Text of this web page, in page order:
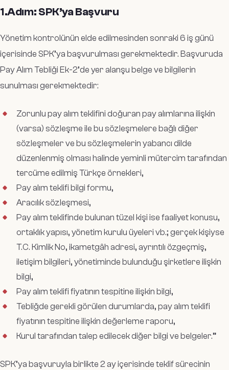
1.Adım: SPK’ya Başvuru
Yönetim kontrolünün elde edilmesinden sonraki 6 iş günü
içerisinde SPK’ya başvurulması gerekmektedir. Başvuruda
Pay Alım Tebliği Ek-2’de yer alanşu belge ve bilgilerin
sunulması gerekmektedir:
Zorunlu pay alım teklifini doğuran pay alımlarına ilişkin
(varsa) sözleşme ile bu sözleşmelere bağlı diğer
sözleşmeler ve bu sözleşmelerin yabancı dilde
düzenlenmiş olması halinde yeminli mütercim tarafından
tercüme edilmiş Türkçe örnekleri,
Pay alım teklifi bilgi formu,
Aracılık sözleşmesi,
Pay alım teklifinde bulunan tüzel kişi ise faaliyet konusu,
ortaklık yapısı, yönetim kurulu üyeleri vb.; gerçek kişiyse
T.C. Kimlik No, ikametgâh adresi, ayrıntılı özgeçmiş,
iletişim bilgileri, yönetiminde bulunduğu şirketlere ilişkin
bilgi,
Pay alım teklifi fiyatının tespitine ilişkin bilgi,
Tebliğde gerekli görülen durumlarda, pay alım teklifi
fiyatının tespitine ilişkin değerleme raporu,
Kurul tarafından talep edilecek diğer bilgi ve belgeler.”
SPK’ya başvuruyla birlikte 2 ay içerisinde teklif sürecinin